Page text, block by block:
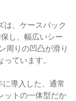
は、ケースバック
し、幅広いシー
周りの凹凸が滑り
ています。
導入した、通常
ットの一体型だか